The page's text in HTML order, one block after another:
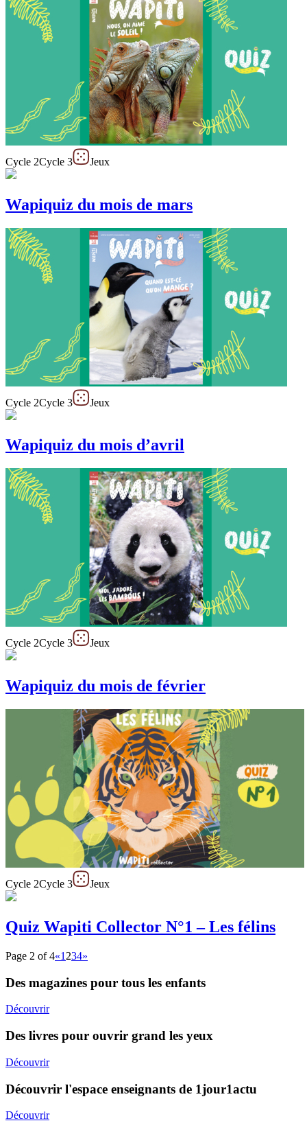
Cycle 2Cycle 3 Jeux
Wapiquiz du mois de mars
Cycle 2Cycle 3 Jeux
Wapiquiz du mois d’avril
Cycle 2Cycle 3 Jeux
Wapiquiz du mois de février
Cycle 2Cycle 3 Jeux
Quiz Wapiti Collector N°1 – Les félins
Page 2 of 4«1 234»
Des magazines pour tous les enfants
Découvrir
Des livres pour ouvrir grand les yeux
Découvrir
Découvrir l'espace enseignants de 1jour1actu
Découvrir